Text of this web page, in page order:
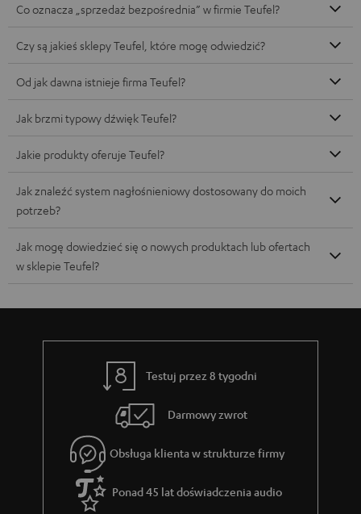
Co oznacza „sprzedaż bezpośrednia” w firmie Teufel?
Czy są jakieś sklepy Teufel, które mogę odwiedzić?
Od jak dawna istnieje firma Teufel?
Jak brzmi typowy dźwięk Teufel?
Jakie produkty oferuje Teufel?
Jak znaleźć system nagłośnieniowy dostosowany do moich
potrzeb?
Jak mogę dowiedzieć się o nowych produktach lub ofertach
w sklepie Teufel?
Testuj przez 8 tygodni
Darmowy zwrot
Obsługa klienta w strukturze firmy
Ponad 45 lat doświadczenia audio